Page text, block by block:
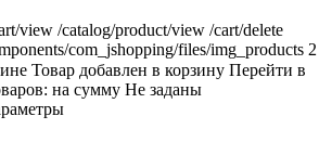
view /catalog/product/view /cart/delete
com_jshopping/files/img_products 2
Товар добавлен в корзину Перейти в
на сумму Не заданы